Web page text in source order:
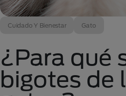
Cuidado Y Bienestar Gato
¿Para qué
bigotes de